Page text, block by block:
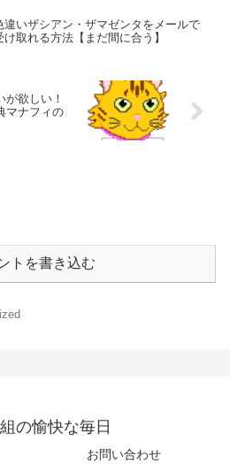
違いザシアン・ザマゼンタをメールで
け取れる方法【まだ間に合う】
が欲しい！
マナフィの
トを書き込む
の愉快な毎日
お問い合わせ